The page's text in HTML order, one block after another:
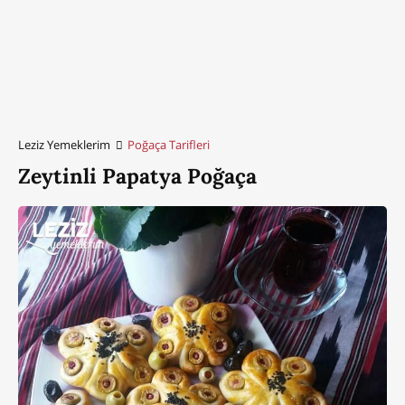
Leziz Yemeklerim Poğaça Tarifleri
Zeytinli Papatya Poğaça